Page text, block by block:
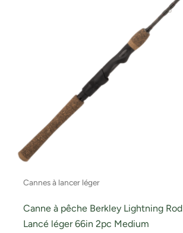
Cannes à lancer léger
Canne à pêche Berkley Lightning Rod
Lancé léger 66in 2pc Medium